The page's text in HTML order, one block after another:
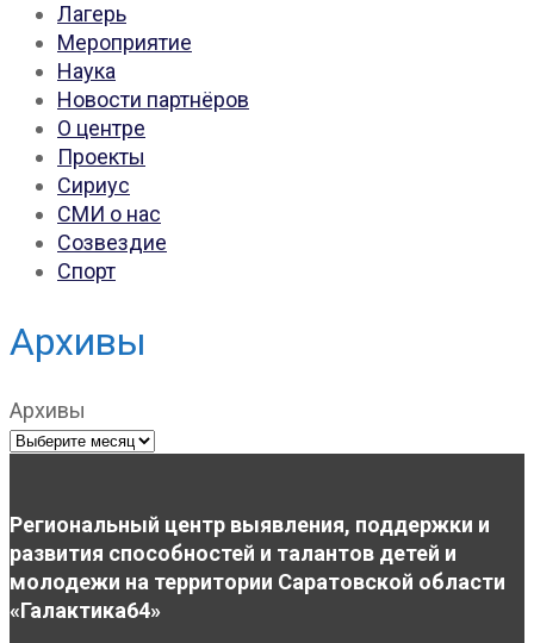
Лагерь
Мероприятие
Наука
Новости партнёров
О центре
Проекты
Сириус
СМИ о нас
Созвездие
Спорт
Архивы
Архивы
Региональный центр выявления, поддержки и
развития способностей и талантов детей и
молодежи на территории Саратовской области
«Галактика64»